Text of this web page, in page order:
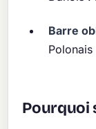
Barre
Pourquoi